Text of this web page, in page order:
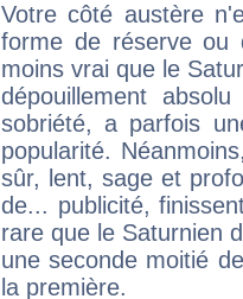
Votre côté austère
forme de réserve
moins vrai que le
dépouillement
sobriété, a parfois
popularité.
sûr, lent, sage et
de... publicité,
rare que le Saturnien
une seconde moitié
la première.